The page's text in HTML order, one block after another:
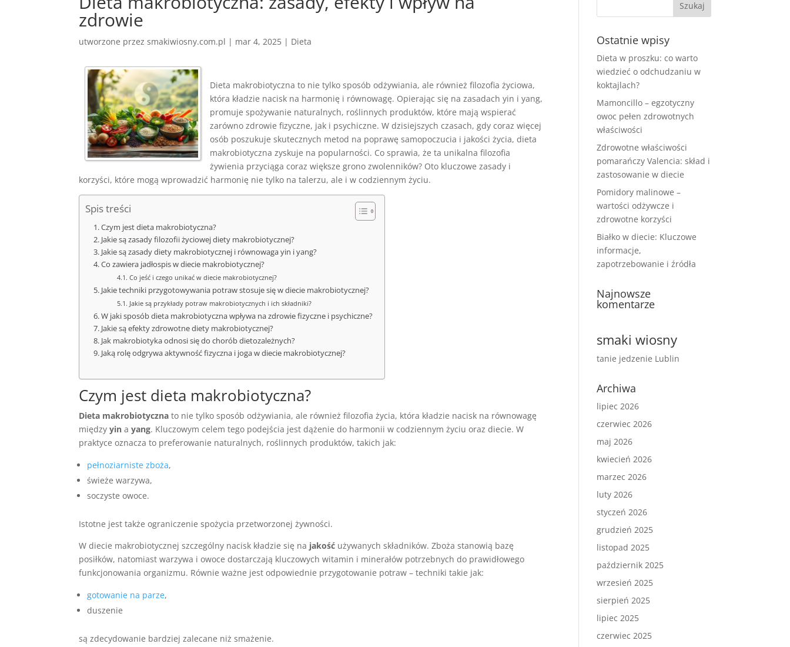
zdrowie
utworzone przezsmakiwiosny.com.pl | mar 4, 2025 | Dieta
Dieta makrobiotyczna to nie tylko sposób odżywiania, ale również filozofia życiowa,
która kładzie nacisk na harmonię i równowagę. Opierając się na zasadach yin i yang,
promuje spożywanie naturalnych, roślinnych produktów, które mają wspierać
zarówno zdrowie fizyczne, jak i psychiczne. W dzisiejszych czasach, gdy coraz więcej
osób poszukuje skutecznych metod na poprawę samopoczucia i jakości życia, dieta
makrobiotyczna zyskuje na popularności. Co sprawia, że ta unikalna filozofia
żywienia przyciąga coraz większe grono zwolenników? Oto kluczowe zasady i
korzyści, które mogą wprowadzić harmonię nie tylko na talerzu, ale i w codziennym życiu.
Spis treści
Czym jest dieta makrobiotyczna?
Jakie są zasady filozofii życiowej diety makrobiotycznej?
Jakie są zasady diety makrobiotycznej i równowaga yin i yang?
Co zawiera jadłospis w diecie makrobiotycznej?
Co jeść i czego unikać w diecie makrobiotycznej?
Jakie techniki przygotowywania potraw stosuje się w diecie makrobiotycznej?
Jakie są przykłady potraw makrobiotycznych i ich składniki?
W jaki sposób dieta makrobiotyczna wpływa na zdrowie fizyczne i psychiczne?
Jakie są efekty zdrowotne diety makrobiotycznej?
Jak makrobiotyka odnosi się do chorób dietozależnych?
Jaką rolę odgrywa aktywność fizyczna i joga w diecie makrobiotycznej?
Czym jest dieta makrobiotyczna?
Dieta makrobiotyczna to nie tylko sposób odżywiania, ale również filozofia życia, która kładzie nacisk na równowagę
międzyyin ayang. Kluczowym celem tego podejścia jest dążenie do harmonii w codziennym życiu oraz diecie. W
praktyce oznacza to preferowanie naturalnych, roślinnych produktów, takich jak:
pełnoziarniste zboża,
świeże warzywa,
soczyste owoce.
Istotne jest także ograniczenie spożycia przetworzonej żywności.
W diecie makrobiotycznej szczególny nacisk kładzie się na jakość używanych składników. Zboża stanowią bazę
posiłków, natomiast warzywa i owoce dostarczają kluczowych witamin i minerałów potrzebnych do prawidłowego
funkcjonowania organizmu. Równie ważne jest odpowiednie przygotowanie potraw – techniki takie jak:
gotowanie na parze,
duszenie
są zdecydowanie bardziej zalecane niż smażenie.
Ostatnie wpisy
Dieta w proszku: co warto
wiedzieć o odchudzaniu w
koktajlach?
Mamoncillo – egzotyczny
owoc pełen zdrowotnych
właściwości
Zdrowotne właściwości
pomarańczy Valencia: skład i
zastosowanie w diecie
Pomidory malinowe –
wartości odżywcze i
zdrowotne korzyści
Białko w diecie: Kluczowe
informacje,
zapotrzebowanie i źródła
Najnowsze
komentarze
smaki wiosny
tanie jedzenie Lublin
Archiwa
lipiec 2026
czerwiec 2026
maj 2026
kwiecień 2026
marzec 2026
luty 2026
styczeń 2026
grudzień 2025
listopad 2025
październik 2025
wrzesień 2025
sierpień 2025
lipiec 2025
czerwiec 2025